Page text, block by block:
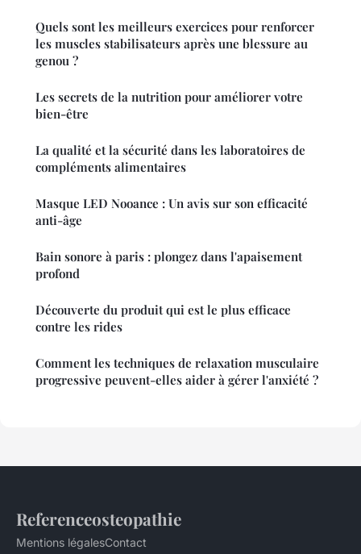
Quels sont les meilleurs exercices pour renforcer
les muscles stabilisateurs après une blessure au
genou ?
Les secrets de la nutrition pour améliorer votre
bien-être
La qualité et la sécurité dans les laboratoires de
compléments alimentaires
Masque LED Nooance : Un avis sur son efficacité
anti-âge
Bain sonore à paris : plongez dans l'apaisement
profond
Découverte du produit qui est le plus efficace
contre les rides
Comment les techniques de relaxation musculaire
progressive peuvent-elles aider à gérer l'anxiété ?
Referenceosteopathie
Mentions légalesContact